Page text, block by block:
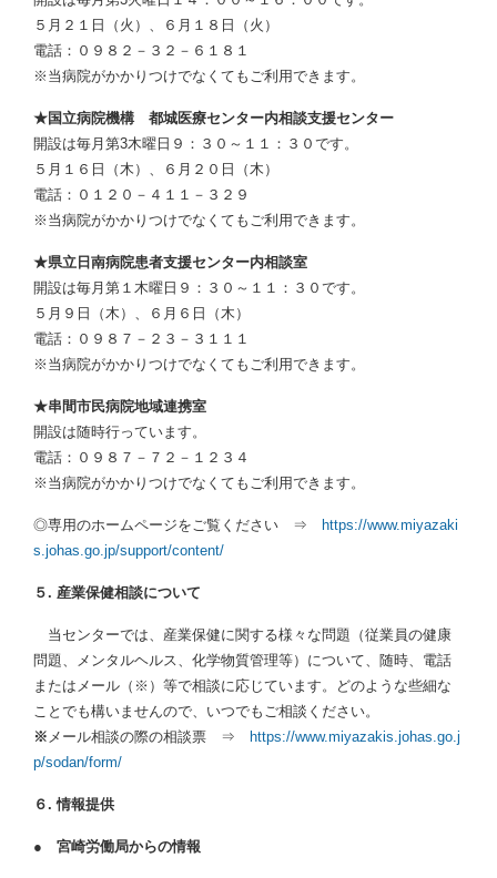
５月２１日（火）、６月１８日（火）
電話：０９８２－３２－６１８１
※当病院がかかりつけでなくてもご利用できます。
★国立病院機構 都城医療センター内相談支援センター
開設は毎月第3木曜日９：３０～１１：３０です。
５月１６日（木）、６月２０日（木）
電話：０１２０－４１１－３２９
※当病院がかかりつけでなくてもご利用できます。
★県立日南病院患者支援センター内相談室
開設は毎月第１木曜日９：３０～１１：３０です。
５月９日（木）、６月６日（木）
電話：０９８７－２３－３１１１
※当病院がかかりつけでなくてもご利用できます。
★串間市民病院地域連携室
開設は随時行っています。
電話：０９８７－７２－１２３４
※当病院がかかりつけでなくてもご利用できます。
◎専用のホームページをご覧ください ⇒ https://www.miyazaki
s.johas.go.jp/support/content/
５. 産業保健相談について
当センターでは、産業保健に関する様々な問題（従業員の健康
問題、メンタルヘルス、化学物質管理等）について、随時、電話
またはメール（※）等で相談に応じています。どのような些細な
ことでも構いませんので、いつでもご相談ください。
※ メール相談の際の相談票 ⇒ https://www.miyazakis.johas.go.j
p/sodan/form/
６. 情報提供
● 宮崎労働局からの情報